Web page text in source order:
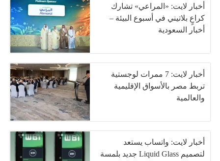
أخبار لايت: «المراعي» تشارك
كراعٍ بلاتيني في أسبوع البيئة –
أخبار السعودية
أخبار لايت: 7 ممرات لوجستية
تربط مصر بالأسواق الإقليمية
والعالمية
أخبار لايت: واتساب يستعد
لتصميم Liquid Glass جديد بلمسة